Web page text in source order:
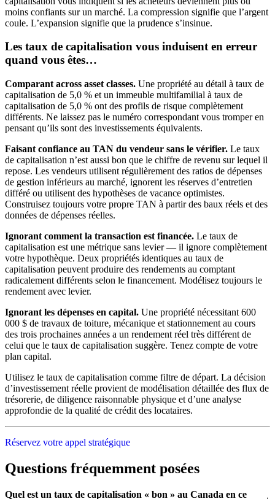
moins confiants sur un marché. La compression signifie que l’argent
coule. L’expansion signifie que la prudence s’insinue.
Les taux de capitalisation vous induisent en erreur
quand vous êtes…
Comparant across asset classes. Une propriété au détail à taux de
capitalisation de 5,0 % et un immeuble multifamilial à taux de
capitalisation de 5,0 % ont des profils de risque complètement
différents. Ne laissez pas le numéro correspondant vous tromper en
pensant qu’ils sont des investissements équivalents.
Faisant confiance au TAN du vendeur sans le vérifier. Le taux
de capitalisation n’est aussi bon que le chiffre de revenu sur lequel il
repose. Les vendeurs utilisent régulièrement des ratios de dépenses
de gestion inférieurs au marché, ignorent les réserves d’entretien
différé ou utilisent des hypothèses de vacance optimistes.
Construisez toujours votre propre TAN à partir des baux réels et des
données de dépenses réelles.
Ignorant comment la transaction est financée. Le taux de
capitalisation est une métrique sans levier — il ignore complètement
votre hypothèque. Deux propriétés identiques au taux de
capitalisation peuvent produire des rendements au comptant
radicalement différents selon le financement. Modélisez toujours le
rendement avec levier.
Ignorant les dépenses en capital. Une propriété nécessitant 600
000 $ de travaux de toiture, mécanique et stationnement au cours
des trois prochaines années a un rendement réel très différent de
celui que le taux de capitalisation suggère. Tenez compte de votre
plan capital.
Utilisez le taux de capitalisation comme filtre de départ. La décision
d’investissement réelle provient de modélisation détaillée des flux de
trésorerie, de diligence raisonnable physique et d’une analyse
approfondie de la qualité de crédit des locataires.
Réservez votre appel stratégique
Questions fréquemment posées
Quel est un taux de capitalisation « bon » au Canada en ce